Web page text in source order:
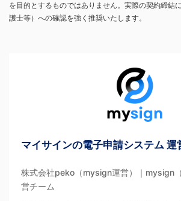
を目的とするものではありません。実際の契約締結
護士等）への確認を強く推奨いたします。
マイサインの電子申請システム 運
株式会社peko（mysign運営）｜mysign
営チーム